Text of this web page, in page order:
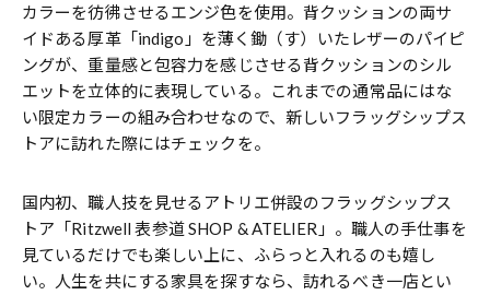
カラーを彷彿させるエンジ色を使用。背クッションの両サ
イドある厚革「indigo」を薄く鋤（す）いたレザーのパイピ
ングが、重量感と包容力を感じさせる背クッションのシル
エットを立体的に表現している。これまでの通常品にはな
い限定カラーの組み合わせなので、新しいフラッグシップス
トアに訪れた際にはチェックを。
国内初、職人技を見せるアトリエ併設のフラッグシップス
トア「Ritzwell 表参道 SHOP & ATELIER」。職人の手仕事を
見ているだけでも楽しい上に、ふらっと入れるのも嬉し
い。人生を共にする家具を探すなら、訪れるべき一店とい